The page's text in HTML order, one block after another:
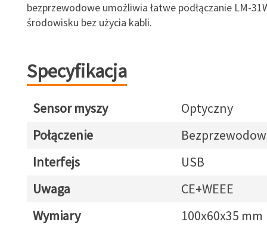
bezprzewodowe umożliwia łatwe podłączanie LM-
środowisku bez użycia kabli.
Specyfikacja
Sensor myszy
Optyczny
Połączenie
Interfejs
USB
Uwaga
CE+WEEE
Wymiary
100x60x35 mm